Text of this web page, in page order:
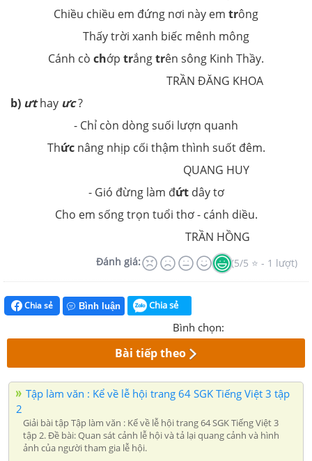
Chiều chiều em đứng nơi này em trông
Thấy trời xanh biếc mênh mông
Cánh cò chớp trắngtrên sông Kinh Thầy.
TRẦN ĐĂNG KHOA
b) ưt hay ưc?
- Chỉ còn dòng suối lượn quanh
Thứcnâng nhịp cối thậm thình suốt đêm.
QUANG HUY
- Gió đừng làm đứtdây tơ
Cho em sống trọn tuổi thơ - cánh diều.
TRẦN HỒNG
Đánh giá: (5/5 ⭐ - 1 lượt)
Chia sẻ Bình luận Chia sẻ
Bình chọn:
Bài tiếp theo
Tập làm văn : Kể về lễ hội trang 64 SGK Tiếng Việt 3 tập
2
Giải bài tập Tập làm văn : Kể về lễ hội trang 64 SGK Tiếng Việt 3
tập 2. Đề bài: Quan sát cảnh lễ hội và tả lại quang cảnh và hình
ảnh của người tham gia lễ hội.